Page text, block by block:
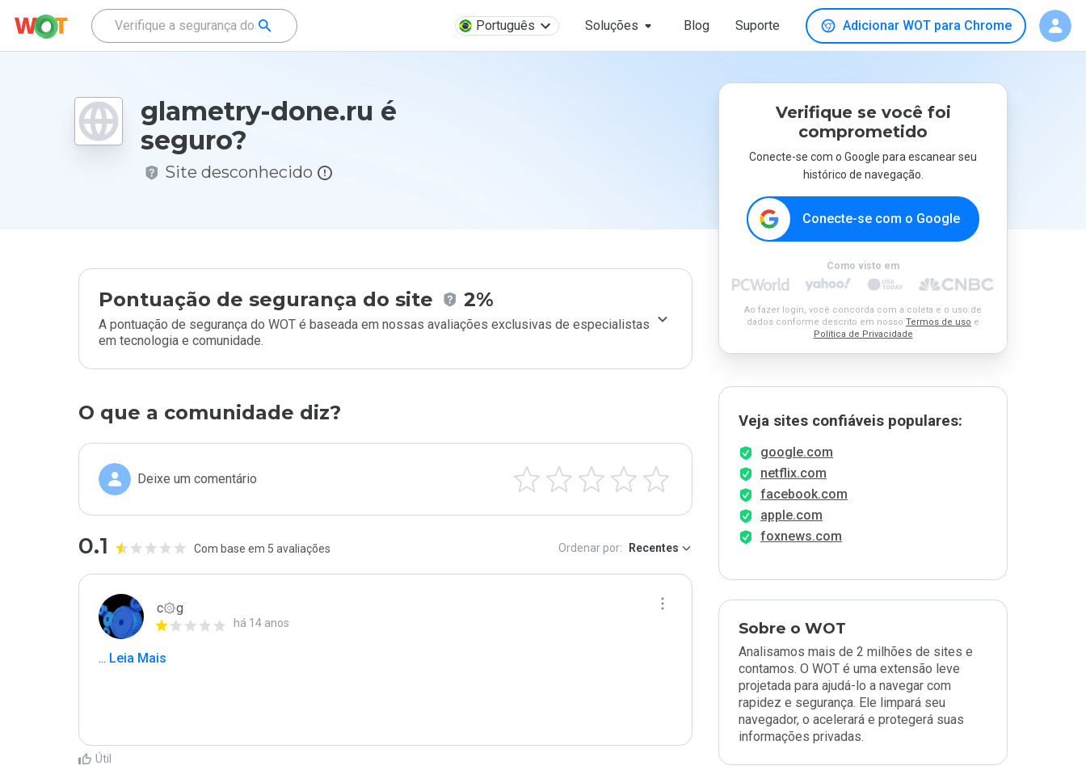
Português Soluções Blog Suporte Adicionar WOT para Chrome
glametry-done.ru é
seguro?
Site desconhecido
Pontuação de segurança do site 2%
A pontuação de segurança do WOT é baseada em nossas avaliações exclusivas de especialistas
em tecnologia e comunidade.
O que a comunidade diz?
Deixe um comentário
0.1 Com base em 5 avaliações Ordenar por: Recentes
c۞g
há 14 anos
... Leia Mais
Útil
Verifique se você foi
comprometido
Conecte-se com o Google para escanear seu
histórico de navegação.
Conecte-se com o Google
Como visto em
Ao fazer login, você concorda com a coleta e o uso de
dados conforme descrito em nosso Termos de uso e
Política de Privacidade
Veja sites confiáveis populares:
google.com
netflix.com
facebook.com
apple.com
foxnews.com
Sobre o WOT
Analisamos mais de 2 milhões de sites e
contamos. O WOT é uma extensão leve
projetada para ajudá-lo a navegar com
rapidez e segurança. Ele limpará seu
navegador, o acelerará e protegerá suas
informações privadas.